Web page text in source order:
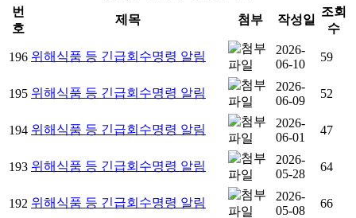
번
호
제목 첨부 작성일
조회
수
196 위해식품 등 긴급회수명령 알림
2026-
06-10
59
195 위해식품 등 긴급회수명령 알림
2026-
06-09
52
194 위해식품 등 긴급회수명령 알림
2026-
06-01
47
193 위해식품 등 긴급회수명령 알림
2026-
05-28
64
192 위해식품 등 긴급회수명령 알림
2026-
05-08
66